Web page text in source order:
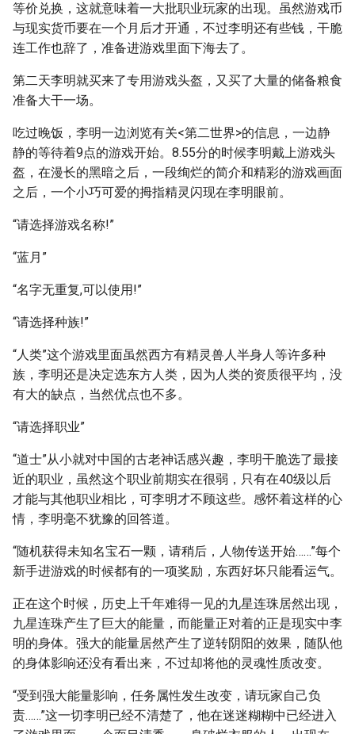
等价兑换，这就意味着一大批职业玩家的出现。虽然游戏币
与现实货币要在一个月后才开通，不过李明还有些钱，干脆
连工作也辞了，准备进游戏里面下海去了。
第二天李明就买来了专用游戏头盔，又买了大量的储备粮食
准备大干一场。
吃过晚饭，李明一边浏览有关<第二世界>的信息，一边静
静的等待着9点的游戏开始。8.55分的时候李明戴上游戏头
盔，在漫长的黑暗之后，一段绚烂的简介和精彩的游戏画面
之后，一个小巧可爱的拇指精灵闪现在李明眼前。
“请选择游戏名称!”
“蓝月”
“名字无重复,可以使用!”
“请选择种族!”
“人类”这个游戏里面虽然西方有精灵兽人半身人等许多种
族，李明还是决定选东方人类，因为人类的资质很平均，没
有大的缺点，当然优点也不多。
“请选择职业”
“道士”从小就对中国的古老神话感兴趣，李明干脆选了最接
近的职业，虽然这个职业前期实在很弱，只有在40级以后
才能与其他职业相比，可李明才不顾这些。感怀着这样的心
情，李明毫不犹豫的回答道。
“随机获得未知名宝石一颗，请稍后，人物传送开始……”每个
新手进游戏的时候都有的一项奖励，东西好坏只能看运气。
正在这个时候，历史上千年难得一见的九星连珠居然出现，
九星连珠产生了巨大的能量，而能量正对着的正是现实中李
明的身体。强大的能量居然产生了逆转阴阳的效果，随队他
的身体影响还没有看出来，不过却将他的灵魂性质改变。
“受到强大能量影响，任务属性发生改变，请玩家自己负
责……”这一切李明已经不清楚了，他在迷迷糊糊中已经进入